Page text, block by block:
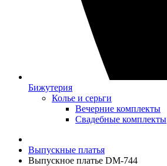
Бижутерия
Колье и серьги
Вечерние комплекты
Свадебные комплекты
Выпускные платья
Выпускное платье DM-744